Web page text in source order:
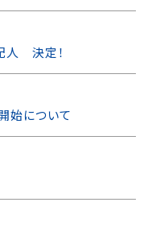
人 決定！
始について